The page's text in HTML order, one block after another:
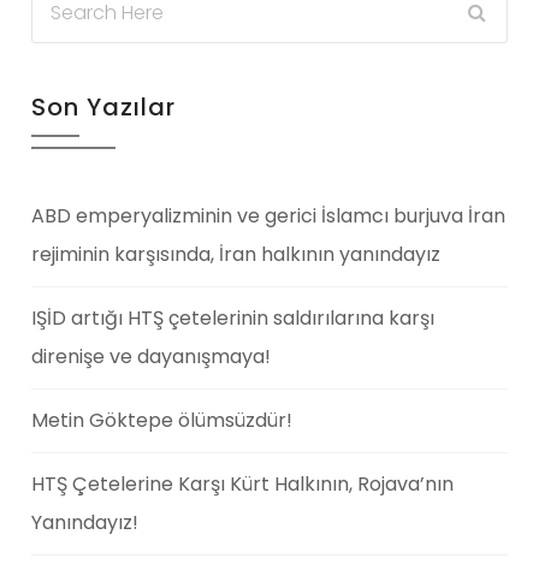
Son Yazılar
ABD emperyalizminin ve gerici İslamcı burjuva İran
rejiminin karşısında, İran halkının yanındayız
IŞİD artığı HTŞ çetelerinin saldırılarına karşı
direnişe ve dayanışmaya!
Metin Göktepe ölümsüzdür!
HTŞ Çetelerine Karşı Kürt Halkının, Rojava’nın
Yanındayız!